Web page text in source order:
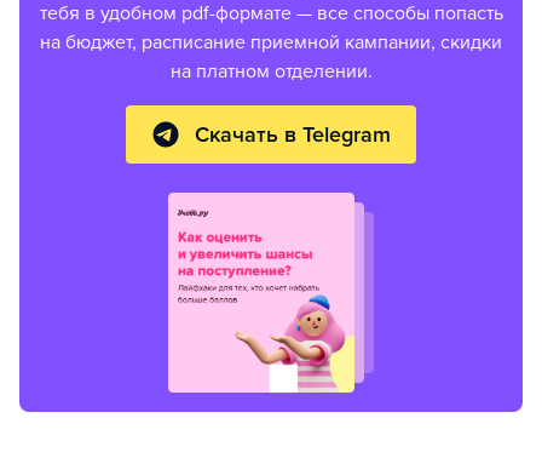
тебя в удобном pdf-формате — все способы попасть
на бюджет, расписание приемной кампании, скидки
на платном отделении.
Скачать в Telegram